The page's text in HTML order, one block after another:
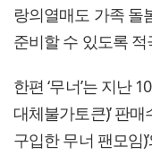
랑의열매도 가족 돌
준비할 수 있도록
한편 ‘무너’는 지난
대체불가토큰)’ 판
구입한 무너 팬모임